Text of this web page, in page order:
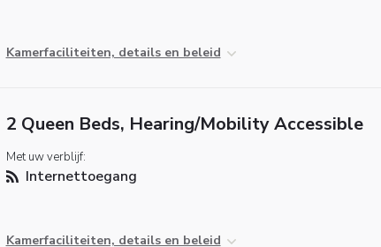
Kamerfaciliteiten, details en beleid
2 Queen Beds, Hearing/Mobility Accessible
Met uw verblijf:
Internettoegang
Kamerfaciliteiten, details en beleid